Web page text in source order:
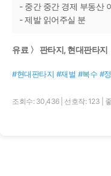
- 중간 중간 경제 부동산
- 제발 읽어주실 분
유료 〉 판타지, 현대판타지
#현대판타지 #재벌 #복수 #
조회수: 30,436 선호작: 123